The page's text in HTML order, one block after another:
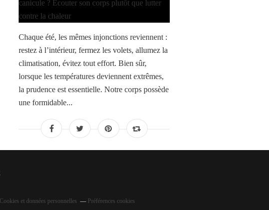
Chaque été, les mêmes injonctions reviennent :
restez à l’intérieur, fermez les volets, allumez la
climatisation, évitez tout effort. Bien sûr,
lorsque les températures deviennent extrêmes,
la prudence est essentielle. Notre corps possède
une formidable...
Cookies et données personnelles Préférences cookies